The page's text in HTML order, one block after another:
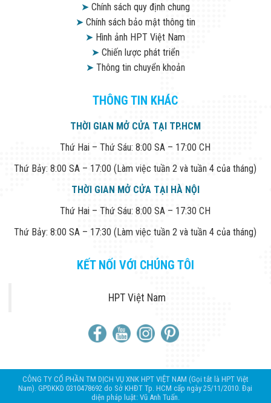
➤Chính sách quy định chung
➤Chính sách bảo mật thông tin
➤ Hình ảnh HPT Việt Nam
➤Chiến lược phát triển
➤Thông tin chuyển khoản
THÔNG TIN KHÁC
THỜI GIAN MỞ CỬA TẠI TP.HCM
Thứ Hai – Thứ Sáu: 8:00 SA – 17:00 CH
Thứ Bảy: 8:00 SA – 17:00 (Làm việc tuần 2 và tuần 4 của tháng)
THỜI GIAN MỞ CỬA TẠI HÀ NỘI
Thứ Hai – Thứ Sáu: 8:00 SA – 17:30 CH
Thứ Bảy: 8:00 SA – 17:30 (Làm việc tuần 2 và tuần 4 của tháng)
KẾT NỐI VỚI CHÚNG TÔI
HPT Việt Nam
CÔNG TY CỔ PHẦN TM DỊCH VỤ XNK HPT VIỆT NAM (Gọi tắt là HPT Việt
Nam). GPDKKD 0310478692 do Sở KHĐT Tp. HCM cấp ngày 25/11/2010. Đại
diện pháp luật: Vũ Anh Tuấn.